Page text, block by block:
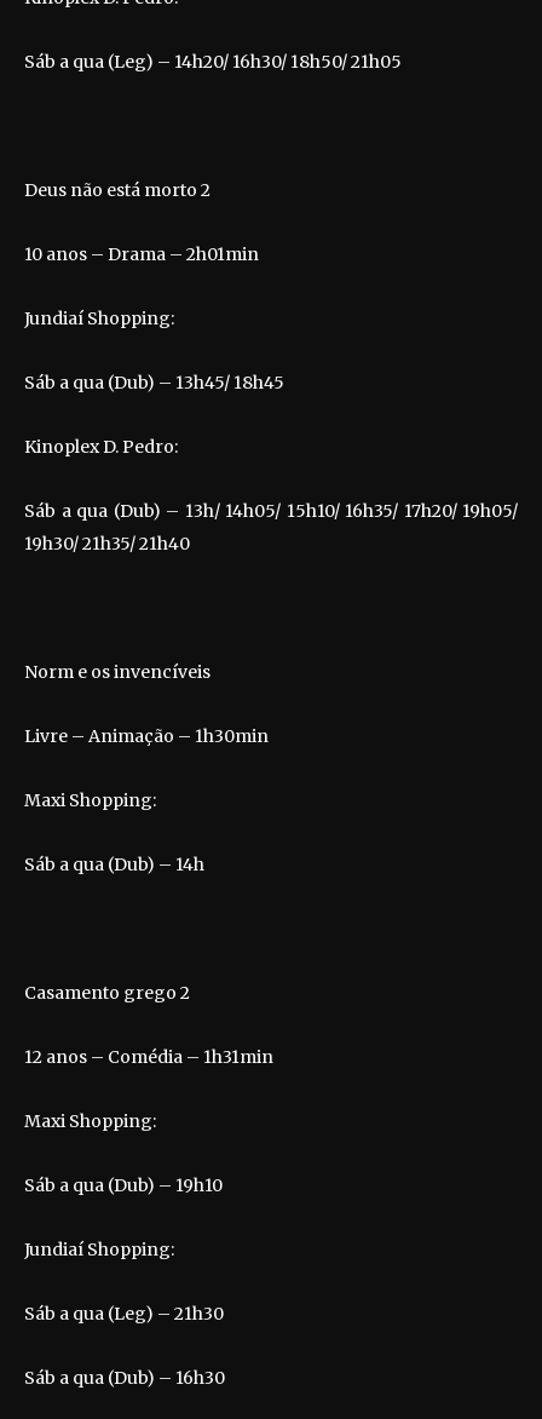
Sáb a qua (Leg) – 14h20/ 16h30/ 18h50/ 21h05
Deus não está morto 2
10 anos – Drama – 2h01min
Jundiaí Shopping:
Sáb a qua (Dub) – 13h45/ 18h45
Kinoplex D. Pedro:
Sáb a qua (Dub) – 13h/ 14h05/ 15h10/ 16h35/ 17h20/ 19h05/
19h30/ 21h35/ 21h40
Norm e os invencíveis
Livre – Animação – 1h30min
Maxi Shopping:
Sáb a qua (Dub) – 14h
Casamento grego 2
12 anos – Comédia – 1h31min
Maxi Shopping:
Sáb a qua (Dub) – 19h10
Jundiaí Shopping:
Sáb a qua (Leg) – 21h30
Sáb a qua (Dub) – 16h30